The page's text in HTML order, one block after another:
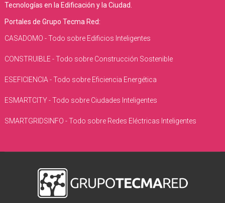
Tecnologías en la Edificación y la Ciudad.
Portales de Grupo Tecma Red:
CASADOMO - Todo sobre Edificios Inteligentes
CONSTRUIBLE - Todo sobre Construcción Sostenible
ESEFICIENCIA - Todo sobre Eficiencia Energética
ESMARTCITY - Todo sobre Ciudades Inteligentes
SMARTGRIDSINFO - Todo sobre Redes Eléctricas Inteligentes